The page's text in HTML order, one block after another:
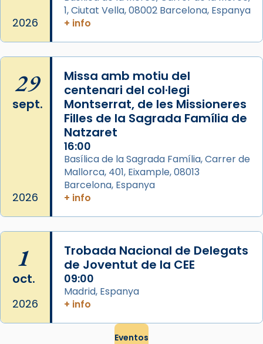
2026
1, Ciutat Vella, 08002 Barcelona, Espanya
+ info
29
sept.
2026
Missa amb motiu del
centenari del col·legi
Montserrat, de les Missioneres
Filles de la Sagrada Família de
Natzaret
16:00
Basílica de la Sagrada Família, Carrer de
Mallorca, 401, Eixample, 08013
Barcelona, Espanya
+ info
1
oct.
2026
Trobada Nacional de Delegats
de Joventut de la CEE
09:00
Madrid, Espanya
+ info
Eventos